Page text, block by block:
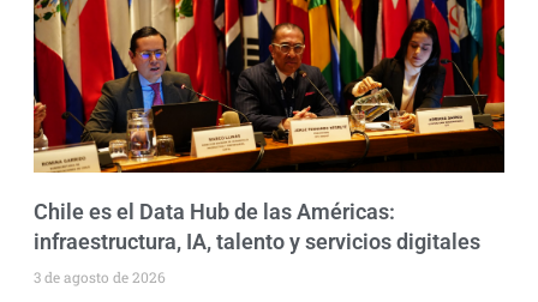
Chile es el Data Hub de las Américas:
infraestructura, IA, talento y servicios digitales
3 de agosto de 2026